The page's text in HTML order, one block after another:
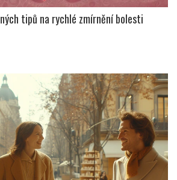
tipů na rychlé zmírnění bolesti